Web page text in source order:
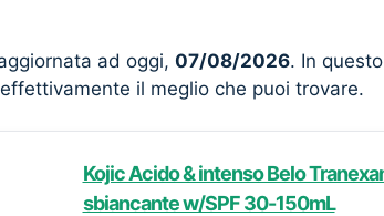
ad oggi, 07/08/2026. In
il meglio che puoi trovare.
Kojic Acido & intenso Belo
sbiancante w/SPF 30-150mL